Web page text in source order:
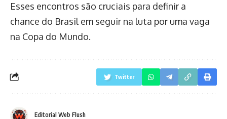
Esses encontros são cruciais para definir a
chance do Brasil em seguir na luta por uma vaga
na Copa do Mundo.
Twitter
Editorial Web Flush